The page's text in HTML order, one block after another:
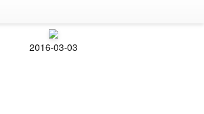
2016-03-03